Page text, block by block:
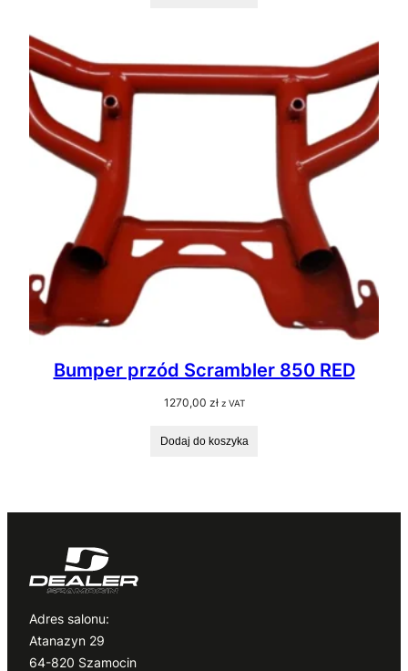
Bumper przód Scrambler 850 RED
1270,00 zł z VAT
Dodaj do koszyka
Adres salonu:
Atanazyn 29
64-820 Szamocin